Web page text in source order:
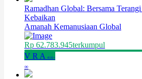
Ramadhan Global: Bersama
Kebaikan
Amanah Kemanusiaan Global
Rp 62.783.945terkumpul
V R A 416+
∞